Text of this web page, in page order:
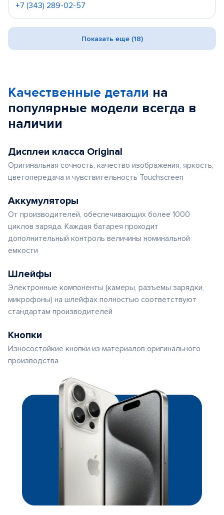
+7 (343) 289-02-57
Показать еще (18)
Качественные детали на
популярные модели всегда в
наличии
Дисплеи класса Original
Оригинальная сочность, качество изображения, яркость,
цветопередача и чувствительность Touchscreen
Аккумуляторы
От производителей, обеспечивающих более 1000
циклов заряда. Каждая батарея проходит
дополнительный контроль величины номинальной
емкости
Шлейфы
Электронные компоненты (камеры, разъемы зарядки,
микрофоны) на шлейфах полностью соответствуют
стандартам производителей
Кнопки
Износостойкие кнопки из материалов оригинального
производства